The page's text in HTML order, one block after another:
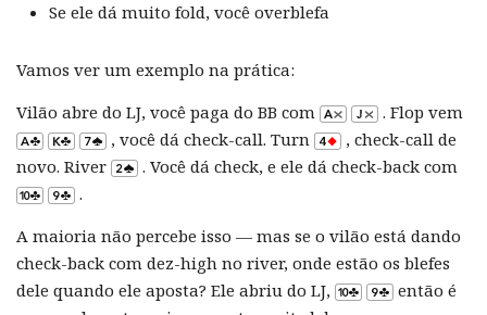
Se ele dá muito fold, você overblefa
Vamos ver um exemplo na prática:
Vilão abre do LJ, você paga do BB com
. Flop vem
, você dá check-call. Turn
, check-call de
novo. River
. Você dá check, e ele dá check-back com
.
A maioria não percebe isso — mas se o vilão está dando
check-back com dez-high no river, onde estão os blefes
dele quando ele aposta? Ele abriu do LJ,
então é